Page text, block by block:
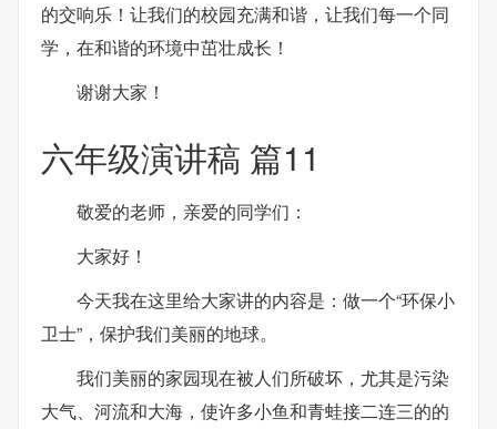
的交响乐！让我们的校园充满和谐，让我们每一个同
学，在和谐的环境中茁壮成长！
谢谢大家！
六年级演讲稿 篇11
敬爱的老师，亲爱的同学们：
大家好！
今天我在这里给大家讲的内容是：做一个“环保小
卫士”，保护我们美丽的地球。
我们美丽的家园现在被人们所破坏，尤其是污染
大气、河流和大海，使许多小鱼和青蛙接二连三的的